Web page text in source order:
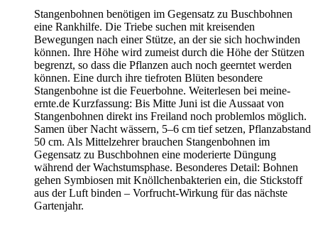
Stangenbohnen benötigen im Gegensatz zu Buschbohnen
eine Rankhilfe. Die Triebe suchen mit kreisenden
Bewegungen nach einer Stütze, an der sie sich hochwinden
können. Ihre Höhe wird zumeist durch die Höhe der Stützen
begrenzt, so dass die Pflanzen auch noch geerntet werden
können. Eine durch ihre tiefroten Blüten besondere
Stangenbohne ist die Feuerbohne. Weiterlesen bei meine-
ernte.de Kurzfassung: Bis Mitte Juni ist die Aussaat von
Stangenbohnen direkt ins Freiland noch problemlos möglich.
Samen über Nacht wässern, 5–6 cm tief setzen, Pflanzabstand
50 cm. Als Mittelzehrer brauchen Stangenbohnen im
Gegensatz zu Buschbohnen eine moderierte Düngung
während der Wachstumsphase. Besonderes Detail: Bohnen
gehen Symbiosen mit Knöllchenbakterien ein, die Stickstoff
aus der Luft binden – Vorfrucht-Wirkung für das nächste
Gartenjahr.